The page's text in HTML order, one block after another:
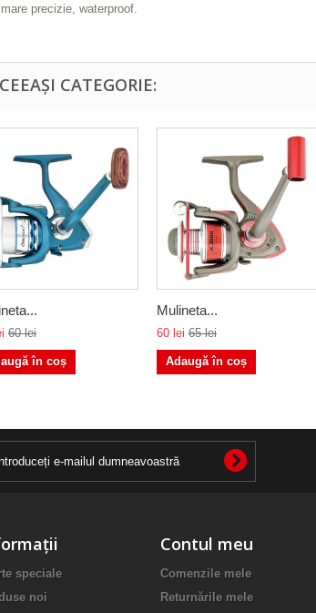
precizie, waterproof.
CATEGORIE:
60 lei
în coș
Mulineta...
60 lei 65 lei
Adaugă în coș
speciale
noi
Contul meu
Comenzile mele
Returnările mele